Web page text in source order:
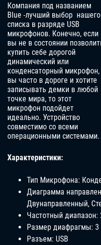
Компания под названием
Blue -лучший выбор нашего
списка в разряде USB
микрофонов. Конечно, если
вы не в состоянии
купить себе дорогой
динамический или
конденсаторный микрофон,
вы часто в дороге и хотите
записывать демки в любой
точке мира, то этот
микрофон подойдет
идеально. Устройство
совместимо со всеми
операционными системами.
Характеристики:
Тип Микрофона:
Диаграмма
Двунаправленный,
Частотный диапазон:
Размер диафрагмы:
Разъем: USB